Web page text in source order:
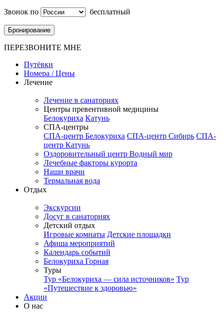
Звонок по
бесплатный
Бронирование
ПЕРЕЗВОНИТЕ МНЕ
Путёвки
Номера / Цены
Лечение
Лечение в санаториях
Центры превентивной медицины
Белокуриха Катунь
СПА-центры
СПА-центр Белокуриха СПА-центр Сибирь СПА-
центр Катунь
Оздоровительный центр Водный мир
Лечебные факторы курорта
Наши врачи
Термальная вода
Отдых
Экскурсии
Досуг в санаториях
Детский отдых
Игровые комнаты Детские площадки
Афиша мероприятий
Календарь событий
Белокуриха Горная
Туры
Тур «Белокуриха — сила источников» Тур
«Путешествие к здоровью»
Акции
О нас